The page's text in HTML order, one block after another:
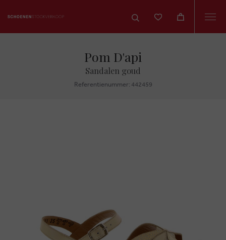
Pom D'api
Sandalen goud
Referentienummer: 442459